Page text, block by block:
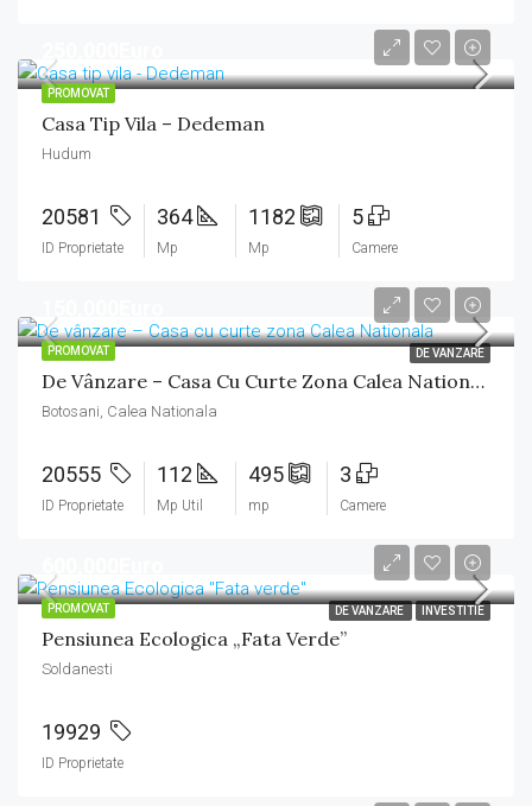
PROMOVAT
Casa Tip Vila – Dedeman
Hudum
20581
ID Proprietate
364
Mp
1182
Mp
5
Camere
PROMOVAT DE VANZARE
De Vânzare – Casa Cu Curte Zona Calea Nationala
Botosani, Calea Nationala
20555
ID Proprietate
112
Mp Util
495
mp
3
Camere
PROMOVAT DE VANZARE INVESTITIE
Pensiunea Ecologica „Fata Verde”
Soldanesti
19929
ID Proprietate